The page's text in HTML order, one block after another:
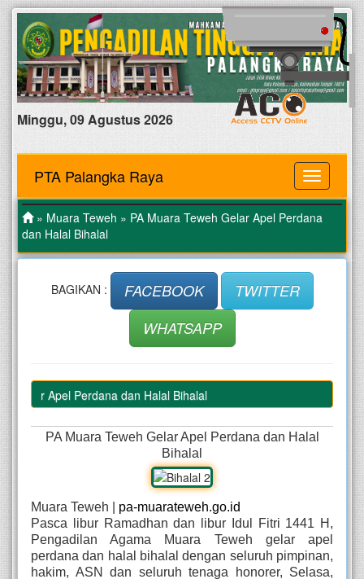
Minggu, 09 Agustus 2026
MENU
PTA Palangka Raya
» Muara Teweh » PA Muara Teweh Gelar Apel Perdana
dan Halal Bihalal
BAGIKAN : FACEBOOK
TWITTER
WHATSAPP
Apel Perdana dan Halal Bihalal
PA Muara Teweh Gelar Apel Perdana dan Halal
Bihalal
Muara Teweh | pa-muarateweh.go.id
Pasca libur Ramadhan dan libur Idul Fitri 1441 H,
Pengadilan Agama Muara Teweh gelar apel
perdana dan halal bihalal dengan seluruh pimpinan,
hakim, ASN dan seluruh tenaga honorer, Selasa,